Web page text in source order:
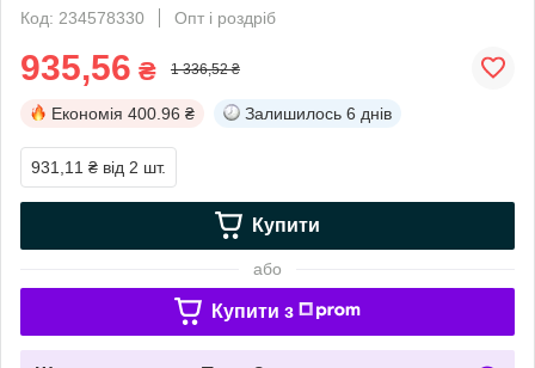
Код: 234578330
Опт і роздріб
935,56 ₴ 1 336,52 ₴
Економія 400.96 ₴ Залишилось 6 днів
931,11 ₴ від 2 шт.
Купити
або
Купити з